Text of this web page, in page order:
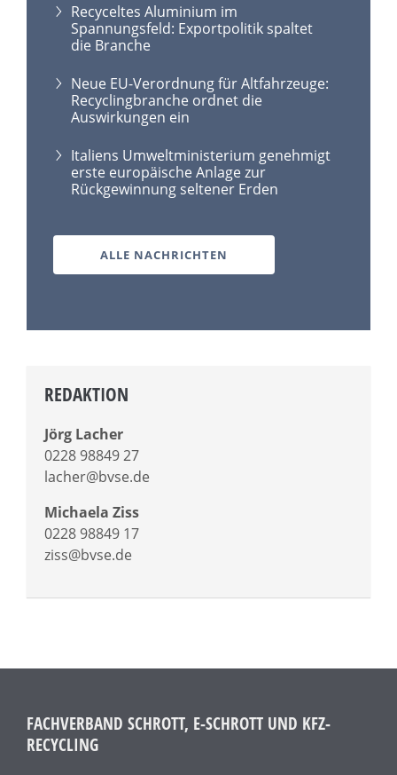
Recyceltes Aluminium im
Spannungsfeld: Exportpolitik spaltet
die Branche
Neue EU-Verordnung für Altfahrzeuge:
Recyclingbranche ordnet die
Auswirkungen ein
Italiens Umweltministerium genehmigt
erste europäische Anlage zur
Rückgewinnung seltener Erden
ALLE NACHRICHTEN
REDAKTION
Jörg Lacher
0228 98849 27
lacher@bvse.de
Michaela Ziss
0228 98849 17
ziss@bvse.de
FACHVERBAND SCHROTT, E-SCHROTT UND KFZ-
RECYCLING